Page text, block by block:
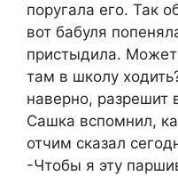
поругала его. Так
вот бабуля
пристыдила. Может
там в школу
наверно, разрешит
Сашка вспомнил,
отчим сказал
-Чтобы я эту